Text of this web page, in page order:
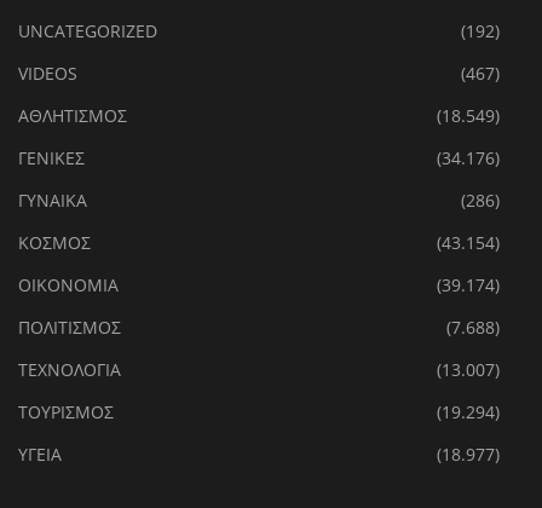
UNCATEGORIZED
(192)
VIDEOS
(467)
ΑΘΛΗΤΙΣΜΟΣ
(18.549)
ΓΕΝΙΚΕΣ
(34.176)
ΓΥΝΑΙΚΑ
(286)
ΚΟΣΜΟΣ
(43.154)
ΟΙΚΟΝΟΜΙΑ
(39.174)
ΠΟΛΙΤΙΣΜΟΣ
(7.688)
ΤΕΧΝΟΛΟΓΙΑ
(13.007)
ΤΟΥΡΙΣΜΟΣ
(19.294)
ΥΓΕΙΑ
(18.977)